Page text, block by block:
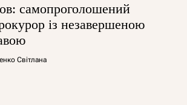
самопроголошений
із незавершеною
Світлана